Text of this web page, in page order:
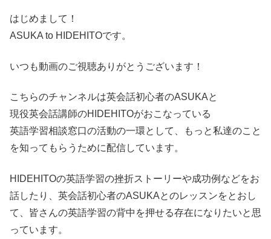
はじめまして！
ASUKA to HIDEHITOです。
いつも動画のご視聴ありがとうございます！
こちらのチャンネルは英会話初心者のASUKAと
現役英会話講師のHIDEHITOがおこなっている
英語学習相談窓口の活動の一環として、もっと私達のこと
を知ってもらうために配信しています。
HIDEHITOの英語学習の挫折ストーリーや成功例などをお
話したり、英会話初心者のASUKAとのレッスンをとおし
て、皆さんの英語学習の背中を押せる存在になりたいと思
っています。